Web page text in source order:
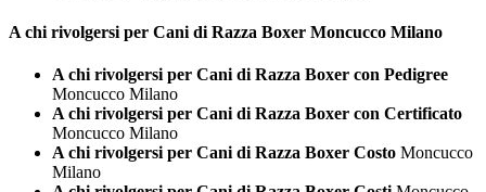
A chi rivolgersi per Cani di Razza Boxer Moncucco Milano
A chi rivolgersi per Cani di Razza Boxer con Pedigree
Moncucco Milano
A chi rivolgersi per Cani di Razza Boxer con Certificato
Moncucco Milano
A chi rivolgersi per Cani di Razza Boxer Costo Moncucco
Milano